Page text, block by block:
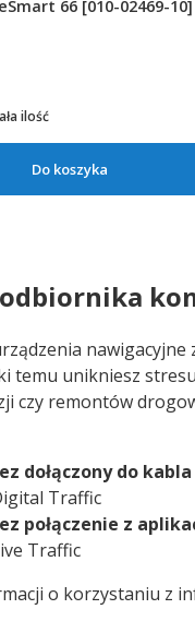
66 [010-02469-10]
Do koszyka
ilość
odbiornika
temu unikniesz
czy remontów
dołączony do
Traffic
połączenie z
Traffic
o korzystaniu z